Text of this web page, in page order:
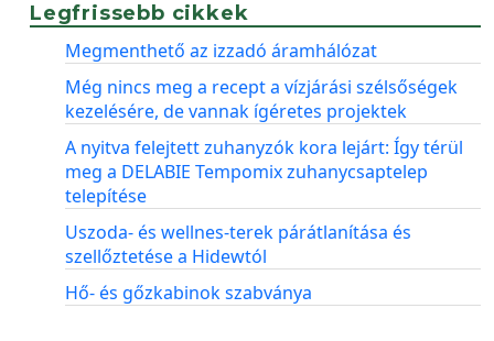
Legfrissebb cikkek
Megmenthető az izzadó áramhálózat
Még nincs meg a recept a vízjárási szélsőségek
kezelésére, de vannak ígéretes projektek
A nyitva felejtett zuhanyzók kora lejárt: Így térül
meg a DELABIE Tempomix zuhanycsaptelep
telepítése
Uszoda- és wellnes-terek párátlanítása és
szellőztetése a Hidewtól
Hő- és gőzkabinok szabványa